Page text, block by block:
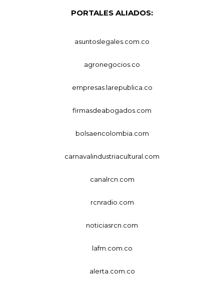
PORTALES ALIADOS:
asuntoslegales.com.co
agronegocios.co
empresas.larepublica.co
firmasdeabogados.com
bolsaencolombia.com
carnavalindustriacultural.com
canalrcn.com
rcnradio.com
noticiasrcn.com
lafm.com.co
alerta.com.co